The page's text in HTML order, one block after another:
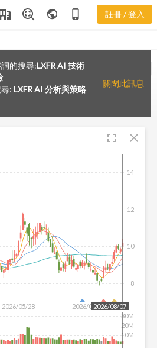
public phone_iphone 註冊 / 登入
的搜尋:LXFR AI 技術
: LXFR AI 分析與策略
關閉此訊息
fullscreen close
2026/05/28 2026/07/16
8
10
12
14
2026/08/07
10M
20M
30M